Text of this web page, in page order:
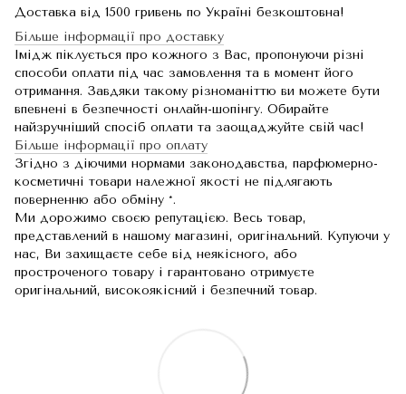
Доставка від 1500 гривень по Україні безкоштовна!
Більше інформації про доставку
Імідж піклується про кожного з Вас, пропонуючи різні
способи оплати під час замовлення та в момент його
отримання. Завдяки такому різноманіттю ви можете бути
впевнені в безпечності онлайн-шопінгу. Обирайте
найзручніший спосіб оплати та заощаджуйте свій час!
Більше інформації про оплату
Згідно з діючими нормами законодавства, парфюмерно-
косметичні товари належної якості не підлягають
поверненню або обміну *.
Ми дорожимо своєю репутацією. Весь товар,
представлений в нашому магазині, оригінальний. Купуючи у
нас, Ви захищаєте себе від неякісного, або
простроченого товару і гарантовано отримуєте
оригінальний, високоякісний і безпечний товар.